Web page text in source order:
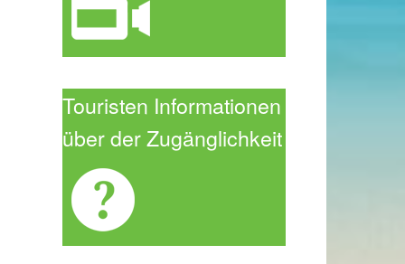
Touristen Informationen
über der Zugänglichkeit